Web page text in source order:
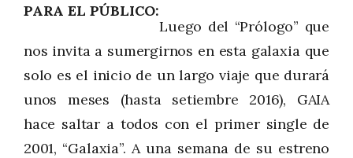
PARA EL PÚBLICO
Luego del “Prólogo” que
nos invita a sumergirnos en esta galaxia que
solo es el inicio de un largo viaje que durará
unos meses (hasta setiembre 2016), GAIA
hace saltar a todos con el primer single de
2001, “Galaxia”. A una semana de su estreno